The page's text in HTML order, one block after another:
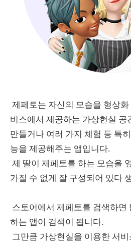
제페토는 자신의 모습을 형상
비스에서 제공하는 가상현실 공
만들거나 여러 가지 체험 등 특
능을 제공해주는 앱입니다.
제 딸이 제페토를 하는 모습을
가질 수 없게 잘 구성되어 있다
스토어에서 제페토를 검색하면
하는 앱이 검색이 됩니다.
그만큼 가상현실을 이용한 서